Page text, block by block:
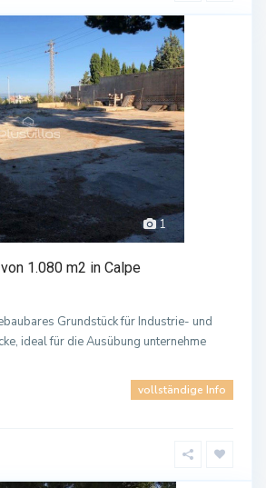
1
1.080 m2 in Calpe
Grundstück für Industrie- und
ideal für die Ausübung unternehme
vollständige Info